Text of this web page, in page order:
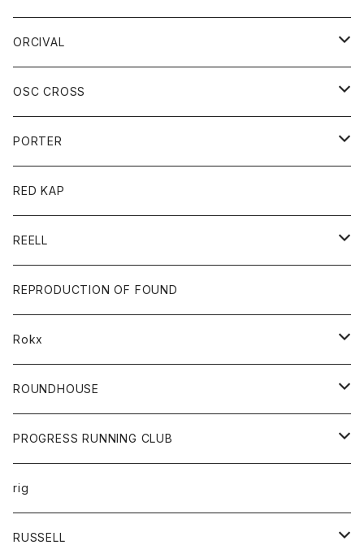
Tシャツ
ロングスリーブＴシャツ
ジーンズ
パンツ
ボトム
スカート
ORCIVAL
アウター
コート
ジャケット
アクセサリー
バッグ
キッズ
Tシャツ
帽子
グッズ
靴
バック
トップス
カットソー
カーディガン
ボトムス
ショートパンツ
パンツ
レディース
カットソー
コート
OSC CROSS
ダウンジャケット
PORTER
カードホルダー
キーホルダー
財布
バック
RED KAP
REELL
パンツ
ショートパンツ
REPRODUCTION OF FOUND
Rokx
ボトム
ROUNDHOUSE
エプロン
キッズ
オーバーオール
ボトム
PROGRESS RUNNING CLUB
トップス
Tシャツ
グッズ
rig
RUSSELL